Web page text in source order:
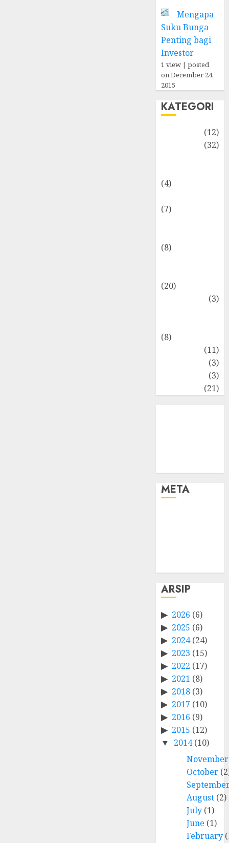
Mengapa
Suku Bunga
Penting bagi
Investor
1 view |posted
on December 24,
2015
KATEGORI
(12)
(32)
(4)
(7)
(8)
(20)
(3)
(8)
(11)
(3)
(3)
(21)
META
ARSIP
2026 (6)
2025 (6)
2024(24)
2023 (15)
2022 (17)
2021 (8)
2018 (3)
2017 (10)
2016 (9)
2015 (12)
2014(10)
November
October
August (2)
July (1)
June (1)
February